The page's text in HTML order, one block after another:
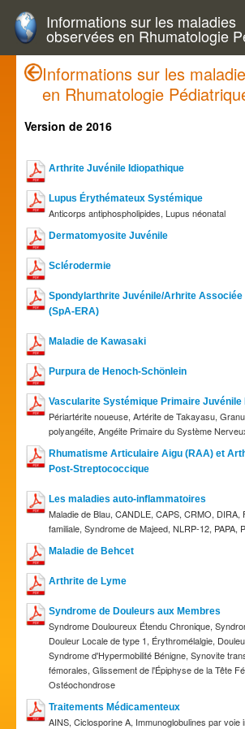
Informations sur les maladies
observées en Rhumatologie
Informations sur les
en Rhumatologie
Version de 2016
Arthrite Juvénile Idiopathique
Lupus Érythémateux Systémique
Anticorps antiphospholipides, Lupus néonatal
Dermatomyosite Juvénile
Sclérodermie
Spondylarthrite Juvénile/Arhrite Associée
(SpA-ERA)
Maladie de Kawasaki
Purpura de Henoch-Schönlein
Vascularite Systémique Primaire Juvénile
Périartérite noueuse, Artérite de Takayasu,
polyangéite, Angéite Primaire du Système
Rhumatisme Articulaire Aigu (RAA) et
Post-Streptococcique
Les maladies auto-inflammatoires
Maladie de Blau, CANDLE, CAPS, CRMO,
familiale, Syndrome de Majeed, NLRP-12, PAPA,
Maladie de Behcet
Arthrite de Lyme
Syndrome de Douleurs aux Membres
Syndrome Douloureux Étendu Chronique,
Douleur Locale de type 1, Érythromélalgie,
Syndrome d'Hypermobilité Bénigne, Synovite
fémorales, Glissement de l'Épiphyse de la Tête
Ostéochondrose
Traitements Médicamenteux
AINS, Ciclosporine A, Immunoglobulines par voie